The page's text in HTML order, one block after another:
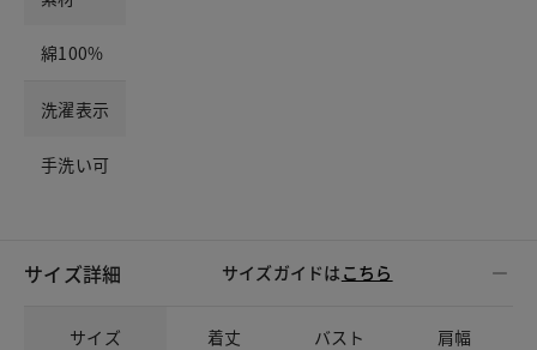
綿100%
洗濯表示
手洗い可
サイズ詳細 サイズガイドは こちら
サイズ 着丈 バスト 肩幅